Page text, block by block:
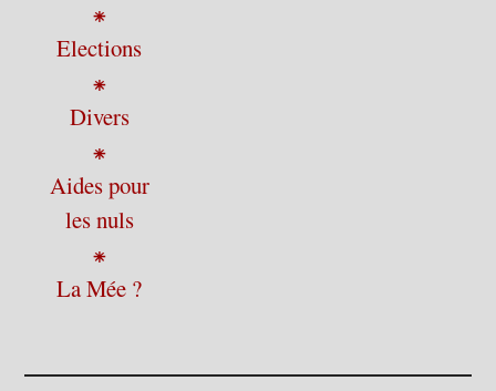
⁕
Elections
⁕
Divers
⁕
Aides pour
les nuls
⁕
La Mée ?